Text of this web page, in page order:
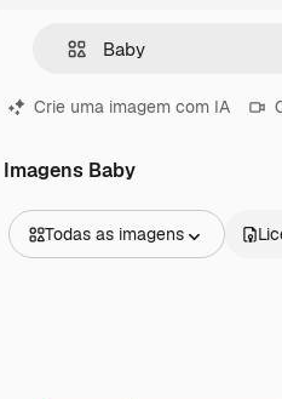
Crie uma imagem com IA
Imagens Baby
Todas as imagens